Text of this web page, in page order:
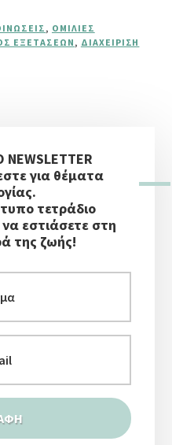
, ΟΜΙΛΊΕΣ
ΕΞΕΤΆΣΕΩΝ, ΔΙΑΧΕΊΡΙΣΗ
για θέματα
τετράδιο
εστιάσετε στη
της ζωής!